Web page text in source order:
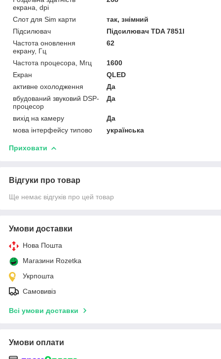
екрана, dpi
Слот для Sim карти
так, знімний
Підсилювач
Підсилювач TDA 7851l
Частота оновлення
екрану, Гц
62
Частота процесора, Мгц
1600
Екран
QLED
активне охолодження
Да
вбудований звуковий DSP-
процесор
Да
вихід на камеру
Да
мова інтерфейсу типово
українська
Приховати
Відгуки про товар
Ще немає відгуків про цей товар
Умови доставки
Нова Пошта
Магазини Rozetka
Укрпошта
Самовивіз
Всі умови доставки
Умови оплати